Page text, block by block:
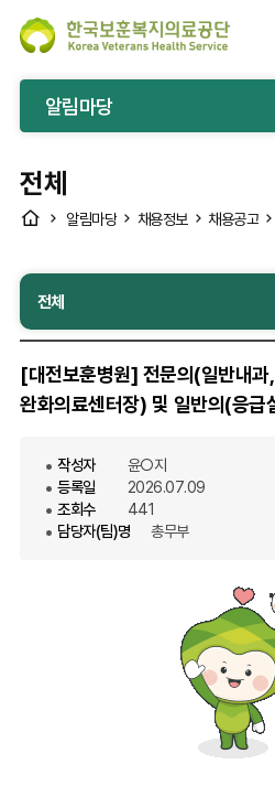
알림마당
HOME 알림마당 채용정보 채용공고
전체
전체
[대전보훈병원] 전문의(일반내과
완화의료센터장) 및 일반의(응급
작성자
윤○지
등록일
2026.07.09
조회수
441
담당자(팀)명
총무부